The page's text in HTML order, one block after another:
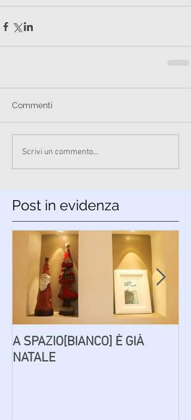
Commenti
Scrivi un commento...
Post in evidenza
A SPAZIO[BIANCO] È GIÀ
NATALE